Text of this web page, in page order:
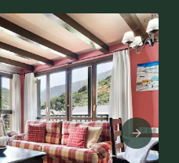
Next